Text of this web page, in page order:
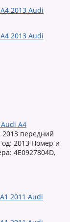
A4
2013 передний
2013 Номер и
4E0927804D,